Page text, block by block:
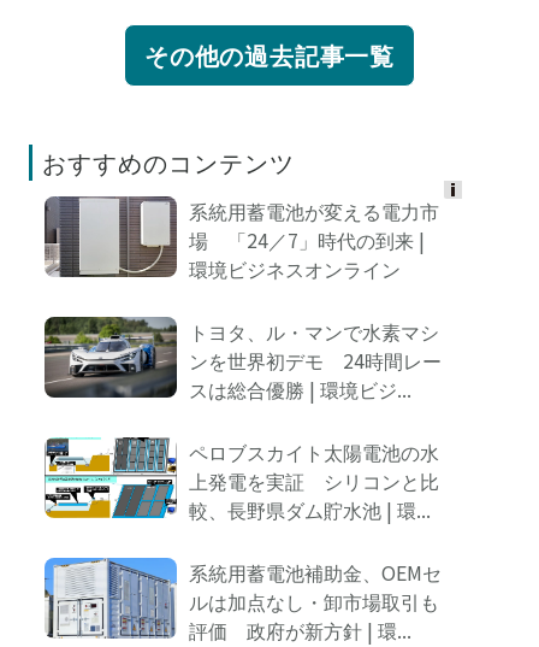
その他の過去記事一覧
おすすめのコンテンツ
系統用蓄電池が変える電力市
場 「24／7」時代の到来 |
環境ビジネスオンライン
トヨタ、ル・マンで水素マシ
ンを世界初デモ 24時間レー
スは総合優勝 | 環境ビジ...
ペロブスカイト太陽電池の水
上発電を実証 シリコンと比
較、長野県ダム貯水池 | 環...
系統用蓄電池補助金、OEMセ
ルは加点なし・卸市場取引も
評価 政府が新方針 | 環...